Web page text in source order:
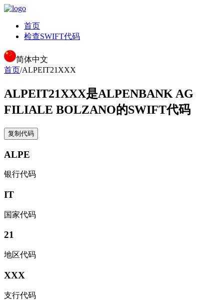
首页
检查SWIFT代码
简体中文
首页/ALPEIT21XXX
ALPEIT21XXX是ALPENBANK AG
FILIALE BOLZANO的SWIFT代码
复制代码
ALPE
银行代码
IT
国家代码
21
地区代码
XXX
支行代码